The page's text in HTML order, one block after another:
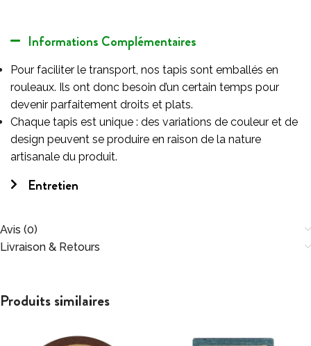
Informations Complémentaires
Pour faciliter le transport, nos tapis sont emballés en
rouleaux. Ils ont donc besoin d’un certain temps pour
devenir parfaitement droits et plats.
Chaque tapis est unique : des variations de couleur et de
design peuvent se produire en raison de la nature
artisanale du produit.
Entretien
Avis (0)
Livraison & Retours
Produits similaires